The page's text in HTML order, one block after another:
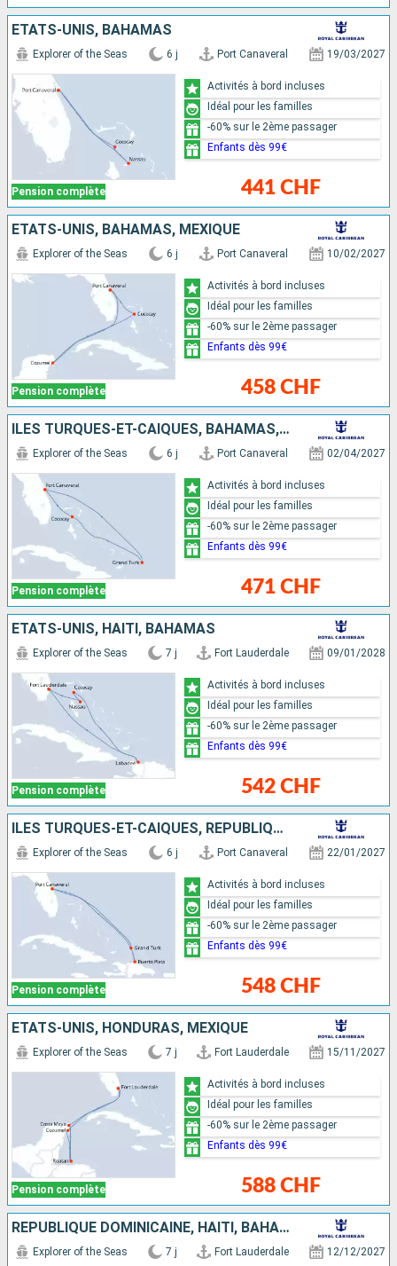
ÉTATS-UNIS, BAHAMAS
Pension complète
Explorer of the Seas 6 j Port Canaveral 19/03/2027
441 CHF
Activités à bord incluses
Idéal pour les familles
-60% sur le 2ème passager
Enfants dès 99€
ÉTATS-UNIS, BAHAMAS, MEXIQUE
Pension complète
Explorer of the Seas 6 j Port Canaveral 10/02/2027
458 CHF
Activités à bord incluses
Idéal pour les familles
-60% sur le 2ème passager
Enfants dès 99€
ÎLES TURQUES-ET-CAÏQUES, BAHAMAS, ÉTATS-UNIS
Pension complète
Explorer of the Seas 6 j Port Canaveral 02/04/2027
471 CHF
Activités à bord incluses
Idéal pour les familles
-60% sur le 2ème passager
Enfants dès 99€
ÉTATS-UNIS, HAÏTI, BAHAMAS
Pension complète
Explorer of the Seas 7 j Fort Lauderdale 09/01/2028
542 CHF
Activités à bord incluses
Idéal pour les familles
-60% sur le 2ème passager
Enfants dès 99€
ÎLES TURQUES-ET-CAÏQUES, RÉPUBLIQUE DOMINICAINE, ÉTATS-UNIS
Pension complète
Explorer of the Seas 6 j Port Canaveral 22/01/2027
548 CHF
Activités à bord incluses
Idéal pour les familles
-60% sur le 2ème passager
Enfants dès 99€
ÉTATS-UNIS, HONDURAS, MEXIQUE
Pension complète
Explorer of the Seas 7 j Fort Lauderdale 15/11/2027
588 CHF
Activités à bord incluses
Idéal pour les familles
-60% sur le 2ème passager
Enfants dès 99€
RÉPUBLIQUE DOMINICAINE, HAÏTI, BAHAMAS, ÉTATS-UNIS
Explorer of the Seas 7 j Fort Lauderdale 12/12/2027